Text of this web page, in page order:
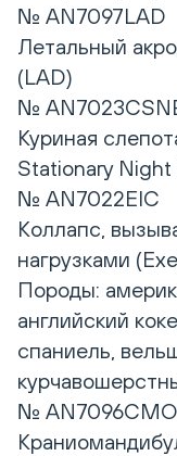
№ AN7097LAD
Летальный
(LAD)
№
Куриная
Stationary Night
№ AN7022EIC
Коллапс,
нагрузками
Породы:
английский
спаниель,
№ AN7096CMO